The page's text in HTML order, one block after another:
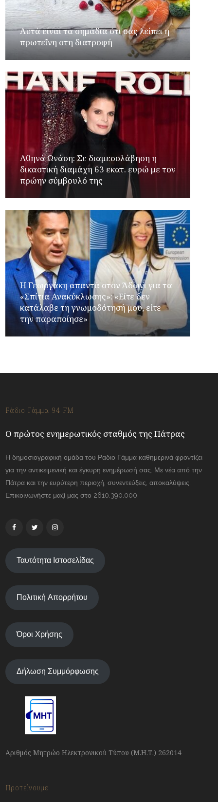
Αυτά είναι τα σημάδια ότι σας λείπει η
πρωτεΐνη στη διατροφή
Αθηνά Ωνάση: Σε διαμεσολάβηση η
δικαστική διαμάχη 63 εκατ. ευρώ με τον
πρώην σύμβουλό της
Η Γεωργάκη απαντά στον Άδωνι για τα
«Σπίτια Ανακύκλωσης»: «Είτε δεν
κατάλαβε τη γνωμοδότησή μου, είτε
την παραποίησε»
Ράδιο Γάμμα 94 FM
Ο πρώτος ενημερωτικός σταθμός της Πάτρας
Η δημοσιογραφική ομάδα του Ραδιο Γάμμα καθημερινά φροντίζει
για την αντικειμενική και έγκυρη ενημέρωσή σας. Με νέα από την
Πάτρα και την ευρύτερη περιοχή, συνεντεύξεις, αποκαλύψεις.
Επικοινωνήστε μαζί μας στο 2610.390.000
Ταυτότητα Ιστοσελίδας
Πολιτική Απορρήτου
Όροι Χρήσης
Δήλωση Συμμόρφωσης
Αριθμός Μητρώο Ηλεκτρονικού Τύπου (Μ.Η.Τ.) 262014
Προτείνουμε